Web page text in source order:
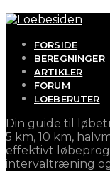
FORSIDE
BEREGNINGER
ARTIKLER
FORUM
LOEBERUTER
Din guide til
5 km, 10 km,
effektivt
intervaltræning